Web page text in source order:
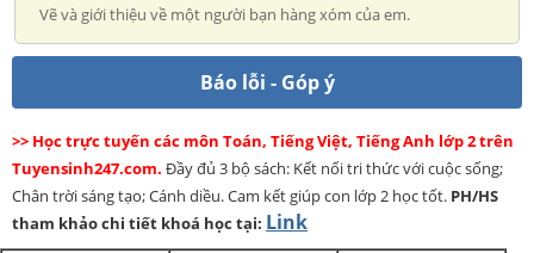
Vẽ và giới thiệu về một người bạn hàng xóm của em.
Báo lỗi - Góp ý
>> Học trực tuyến các môn Toán, Tiếng Việt, Tiếng Anh lớp 2 trên
Tuyensinh247.com. Đầy đủ 3 bộ sách: Kết nối tri thức với cuộc sống;
Chân trời sáng tạo; Cánh diều. Cam kết giúp con lớp 2 học tốt. PH/HS
tham khảo chi tiết khoá học tại: Link